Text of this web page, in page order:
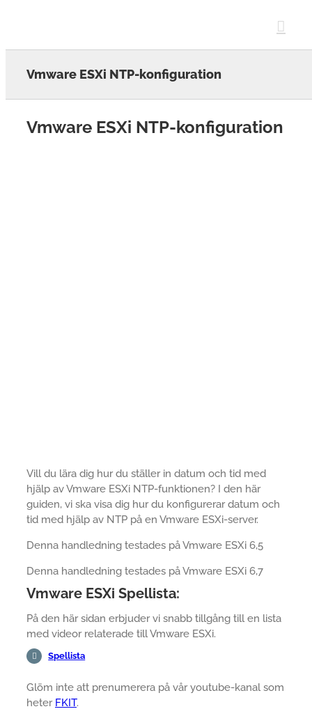
Vmware ESXi NTP-konfiguration
Vmware ESXi NTP-konfiguration
Vill du lära dig hur du ställer in datum och tid med
hjälp av Vmware ESXi NTP-funktionen? I den här
guiden, vi ska visa dig hur du konfigurerar datum och
tid med hjälp av NTP på en Vmware ESXi-server.
Denna handledning testades på Vmware ESXi 6,5
Denna handledning testades på Vmware ESXi 6,7
Vmware ESXi Spellista:
På den här sidan erbjuder vi snabb tillgång till en lista
med videor relaterade till Vmware ESXi.
Spellista
Glöm inte att prenumerera på vår youtube-kanal som
heter FKIT.